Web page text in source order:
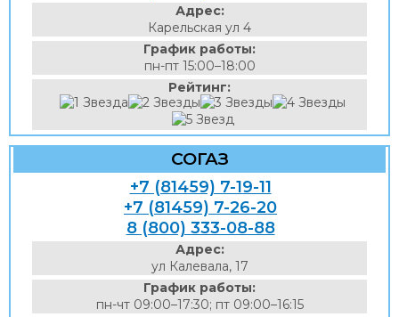
Адрес:
Карельская ул 4
График работы:
пн-пт 15:00–18:00
Рейтинг:
СОГАЗ
+7 (81459) 7-19-11
+7 (81459) 7-26-20
8 (800) 333-08-88
Адрес:
ул Калевала, 17
График работы:
пн-чт 09:00–17:30; пт 09:00–16:15